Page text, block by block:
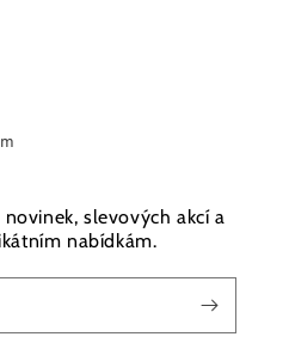
slevových akcí a
nabídkám.